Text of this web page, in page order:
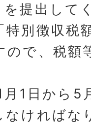
を提出して
別徴収税
ので、税額
月1日から5
なければな